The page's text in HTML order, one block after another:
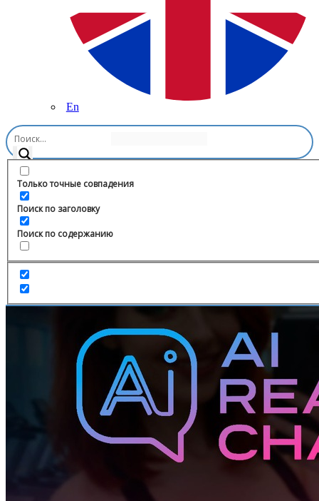
En
Только точные совпадения
Поиск по заголовку
Поиск по содержанию
Главная